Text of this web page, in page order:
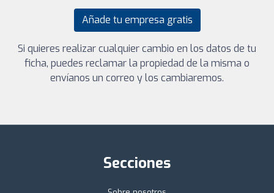
Añade tu empresa gratis
Si quieres realizar cualquier cambio en los datos de tu
ficha, puedes reclamar la propiedad de la misma o
envíanos un correo y los cambiaremos.
Secciones